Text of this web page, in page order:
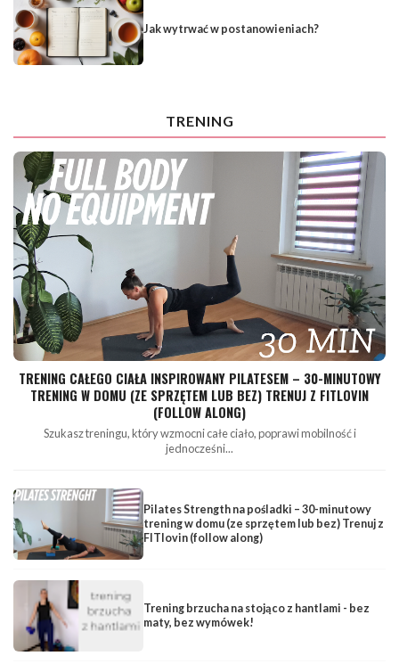
Jak wytrwać w postanowieniach?
TRENING
TRENING CAŁEGO CIAŁA INSPIROWANY PILATESEM – 30-MINUTOWY
TRENING W DOMU (ZE SPRZĘTEM LUB BEZ) TRENUJ Z FITLOVIN
(FOLLOW ALONG)
Szukasz treningu, który wzmocni całe ciało, poprawi mobilność i
jednocześni...
Pilates Strength na pośladki – 30-minutowy
trening w domu (ze sprzętem lub bez) Trenuj z
FITlovin (follow along)
Trening brzucha na stojąco z hantlami - bez
maty, bez wymówek!